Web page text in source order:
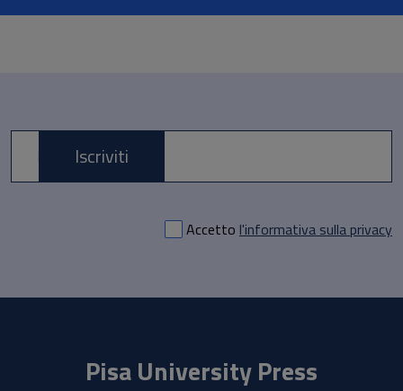
E-mail *
Accetto l'informativa sulla privacy
Iscriviti
Pisa University Press